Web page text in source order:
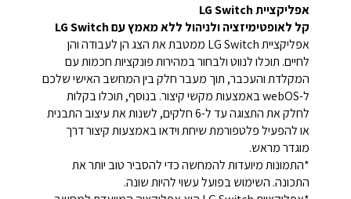
אפליקציית LG Switch
קל לאופטימיזציה ולניהול ללא מאמץ עם LG Switch
אפליקציית ‏LG Switch ממטבת את הצג הן לעבודה והן
לחיים. תוכלו לנווט ולבחור במהירות פונקציות חכמות עם
המקלדת והעכבר, תוך מעבר חלק בין המחשב האישי שלכם
ל-webOS באמצעות מקשי קיצור. בנוסף, תוכלו בקלות
לחלק את התצוגה עד ל-6 חלקים, לשנות את עיצוב התבנית
או להפעיל פלטפורמת שיחת וידאו באמצעות קיצור דרך
מוגדר מראש.
*התמונות מיועדות להמחשה כדי להסביר טוב יותר את
התכונה. השימוש בפועל עשוי להיות שונה.